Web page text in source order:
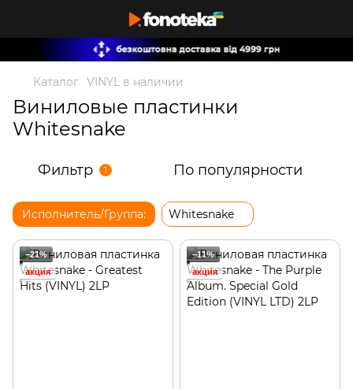
Каталог VINYL в наличии
Виниловые пластинки
Whitesnake
Фильтр 1 По популярности
Исполнитель/Группа: Whitesnake
−21%
акция
−11%
акция